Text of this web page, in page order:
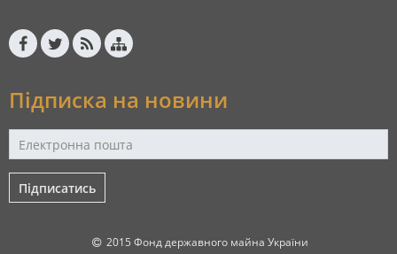
Підписка на новини
Підписатись
2015 Фонд державного майна України